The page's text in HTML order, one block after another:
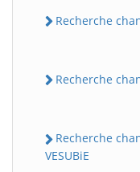
Recherche
Recherche
Recherche
VESUBiE